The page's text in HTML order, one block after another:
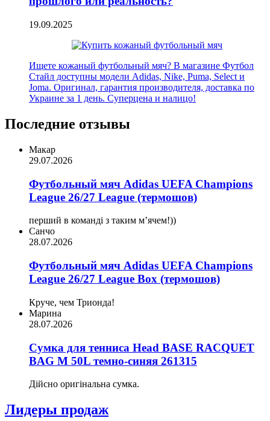
19.09.2025
Ищете кожаный футбольный мяч? В магазине Футбол
Стайл доступны модели Adidas, Nike, Puma, Select и
Joma. Оригинал, гарантия производителя, доставка по
Украине за 1 день. Суперцена и налицо!
Последние отзывы
Макар
29.07.2026
Футбольный мяч Adidas UEFA Champions
League 26/27 League (термошов)
перший в команді з таким мʼячем!))
Санчо
28.07.2026
Футбольный мяч Adidas UEFA Champions
League 26/27 League Box (термошов)
Круче, чем Трионда!
Марина
28.07.2026
Сумка для тенниса Head BASE RACQUET
BAG M 50L темно-синяя 261315
Дійсно оригінальна сумка.
Лидеры продаж